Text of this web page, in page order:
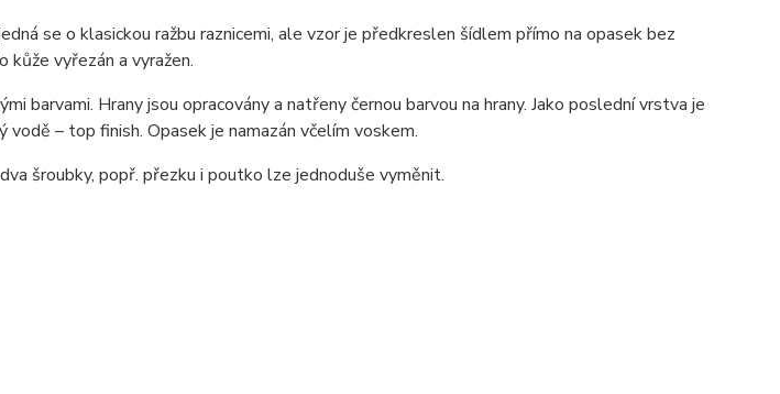
se o klasickou ražbu raznicemi, ale vzor je předkreslen šídlem přímo na opasek bez
kůže vyřezán a vyražen.
barvami. Hrany jsou opracovány a natřeny černou barvou na hrany. Jako poslední vrstva je
– top finish. Opasek je namazán včelím voskem.
šroubky, popř. přezku i poutko lze jednoduše vyměnit.